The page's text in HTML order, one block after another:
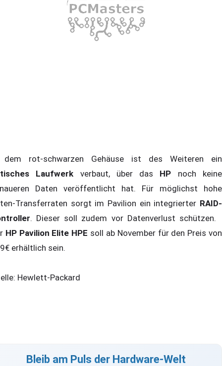
rot-schwarzen Gehäuse ist des Weiteren ein
Laufwerk verbaut, über das HP noch keine
Daten veröffentlicht hat. Für möglichst hohe
Transferraten sorgt im Pavilion ein integrierter RAID-
. Dieser soll zudem vor Datenverlust schützen.
HP Pavilion Elite HPE soll ab November für den Preis von
erhältlich sein.
Hewlett-Packard
Bleib am Puls der Hardware-Welt